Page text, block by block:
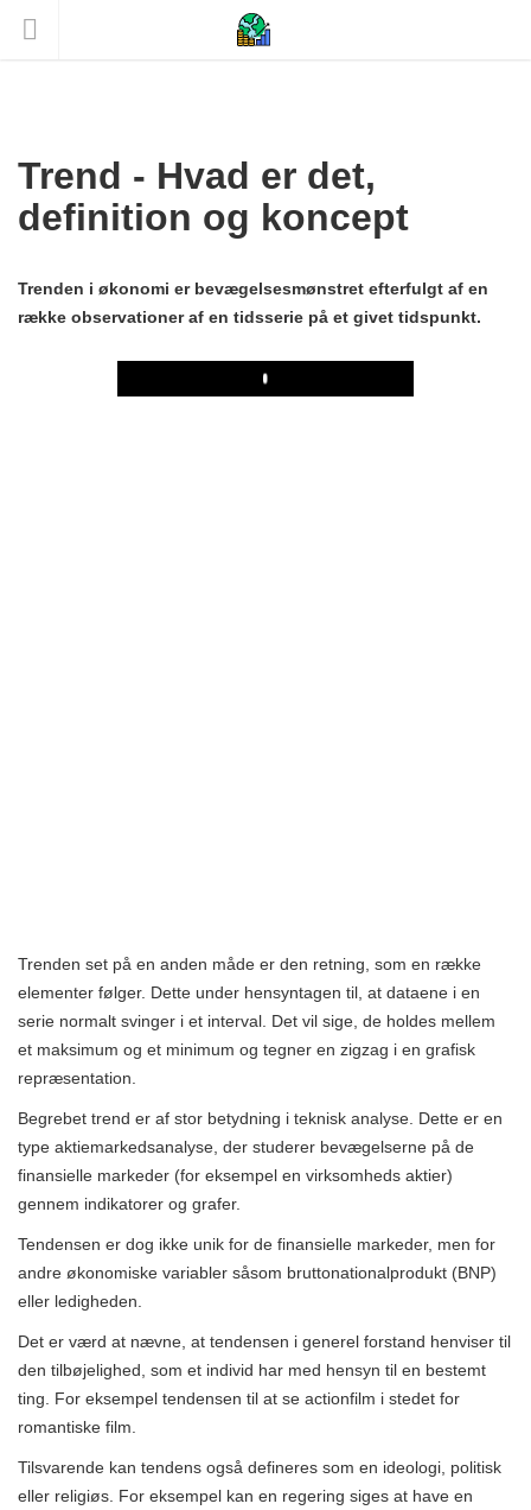
Trend - Hvad er det,
definition og koncept
Trenden i økonomi er bevægelsesmønstret efterfulgt af en
række observationer af en tidsserie på et givet tidspunkt.
Play
Trenden set på en anden måde er den retning, som en række
elementer følger. Dette under hensyntagen til, at dataene i en
serie normalt svinger i et interval. Det vil sige, de holdes mellem
et maksimum og et minimum og tegner en zigzag i en grafisk
repræsentation.
Begrebet trend er af stor betydning i teknisk analyse. Dette er en
type aktiemarkedsanalyse, der studerer bevægelserne på de
finansielle markeder (for eksempel en virksomheds aktier)
gennem indikatorer og grafer.
Tendensen er dog ikke unik for de finansielle markeder, men for
andre økonomiske variabler såsom bruttonationalprodukt (BNP)
eller ledigheden.
Det er værd at nævne, at tendensen i generel forstand henviser til
den tilbøjelighed, som et individ har med hensyn til en bestemt
ting. For eksempel tendensen til at se actionfilm i stedet for
romantiske film.
Tilsvarende kan tendens også defineres som en ideologi, politisk
eller religiøs. For eksempel kan en regering siges at have en